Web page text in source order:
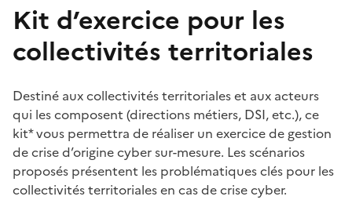
Kit d’exercice pour les
collectivités territoriales
Destiné aux collectivités territoriales et aux acteurs
qui les composent (directions métiers, DSI, etc.), ce
kit* vous permettra de réaliser un exercice de gestion
de crise d’origine cyber sur-mesure. Les scénarios
proposés présentent les problématiques clés pour les
collectivités territoriales en cas de crise cyber.